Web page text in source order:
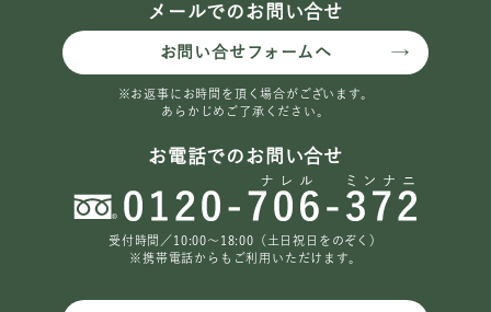
メールでのお問い合せ
お問い合せフォームへ
※お返事にお時間を頂く場合がございます。
あらかじめご了承ください。
お電話でのお問い合せ
受付時間／10:00〜18:00（土日祝日をのぞく）
※携帯電話からもご利用いただけます。